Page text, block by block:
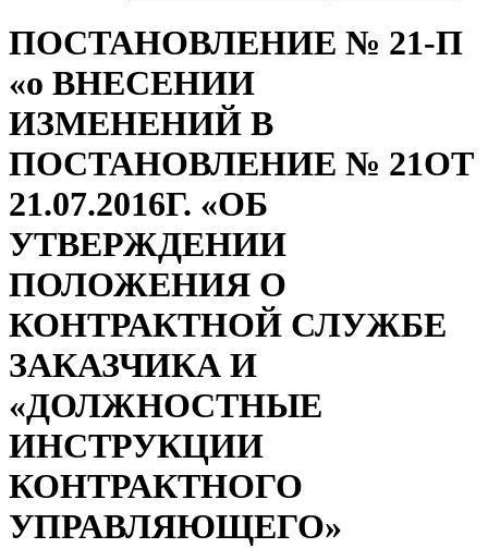
ПОСТАНОВЛЕНИЕ № 21-П
«о ВНЕСЕНИИ
ИЗМЕНЕНИЙ В
ПОСТАНОВЛЕНИЕ № 21ОТ
21.07.2016Г. «ОБ
УТВЕРЖДЕНИИ
ПОЛОЖЕНИЯ О
КОНТРАКТНОЙ СЛУЖБЕ
ЗАКАЗЧИКА И
«ДОЛЖНОСТНЫЕ
ИНСТРУКЦИИ
КОНТРАКТНОГО
УПРАВЛЯЮЩЕГО»